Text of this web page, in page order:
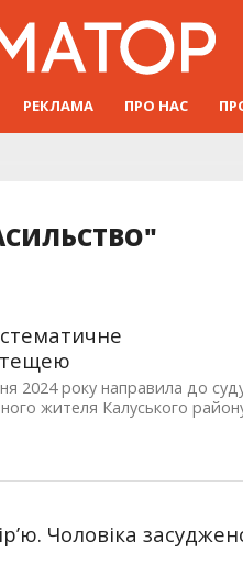
РЕКЛАМА ПРО НАС
тещею
2024 року направила до
жителя Калуського
Чоловіка